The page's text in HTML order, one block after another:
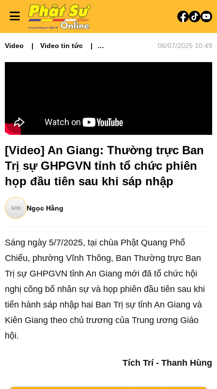
Video
Video tin tức
06/07/2025 10:49
[Video] An Giang: Thường trực Ban
Trị sự GHPGVN tỉnh tổ chức phiên
họp đầu tiên sau khi sáp nhập
Ngọc Hằng
Sáng ngày 5/7/2025, tại chùa Phật Quang Phổ
Chiếu, phường Vĩnh Thông, Ban Thường trực Ban
Trị sự GHPGVN tỉnh An Giang mới đã tổ chức hội
nghị công bố nhân sự và họp phiên đầu tiên sau khi
tiến hành sáp nhập hai Ban Trị sự tỉnh An Giang và
Kiên Giang theo chủ trương của Trung ương Giáo
hội.
Tích Trí - Thanh Hùng